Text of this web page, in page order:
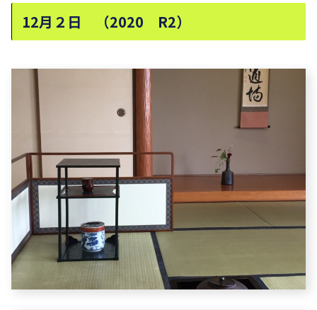
12月２日 （2020 R2）